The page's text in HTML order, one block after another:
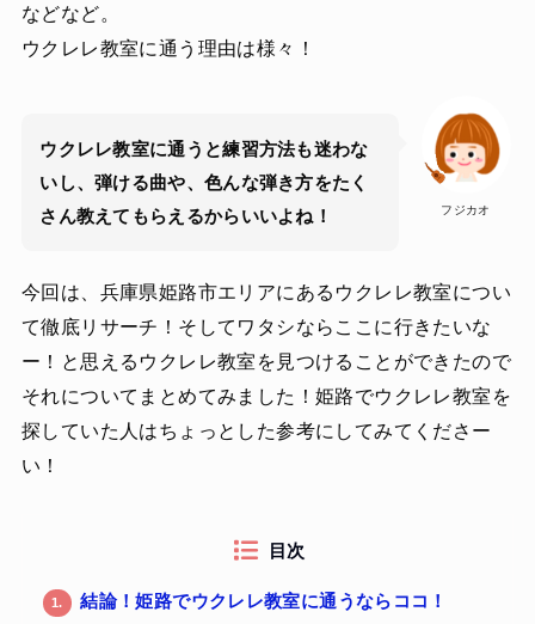
などなど。
ウクレレ教室に通う理由は様々！
フジカオ
ウクレレ教室に通うと練習方法も迷わな
いし、弾ける曲や、色んな弾き方をたく
さん教えてもらえるからいいよね！
今回は、兵庫県姫路市エリアにあるウクレレ教室につい
て徹底リサーチ！そしてワタシならここに行きたいな
ー！と思えるウクレレ教室を見つけることができたので
それについてまとめてみました！姫路でウクレレ教室を
探していた人はちょっとした参考にしてみてくださー
い！
目次
1. 結論！姫路でウクレレ教室に通うならココ！